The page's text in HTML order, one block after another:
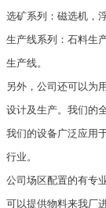
选矿系列：磁选机，
生产线系列：石料生
生产线。
另外，公司还可以为
设计及生产。我们的
我们的设备广泛应用
行业。
公司场区配置的有专
可以提供物料来我厂